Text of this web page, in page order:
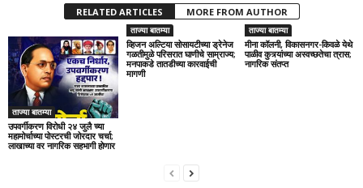
RELATED ARTICLES MORE FROM AUTHOR
ताज्या बातम्या
उपवर्गीकरण विरोधी २४ जुलै च्या
महामोर्चाच्या पोस्टरची जोरदार चर्चा;
लाखाच्या वर नागरिक सहभागी होणार
ताज्या बातम्या
व्हिजन अल्टिया सोसायटीच्या ड्रेनेज
गळतीमुळे परिसरात घाणीचे साम्राज्य;
मनपाकडे तातडीच्या कारवाईची
मागणी
ताज्या बातम्या
मीना कॉलनी, विकासनगर-किवळे येथे
पाळीव कुत्र्यांच्या अस्वच्छतेचा त्रास;
नागरिक संतप्त